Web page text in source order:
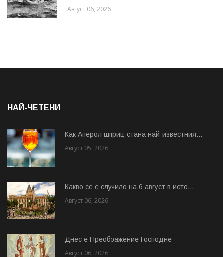
Август 06, 2026
НАЙ-ЧЕТЕНИ
Как Аперол шприц стана най-известния...
Август 05, 2026
Какво се е случило на 6 август в исто...
Август 06, 2026
Днес е Преображение Господне
Август 06, 2026